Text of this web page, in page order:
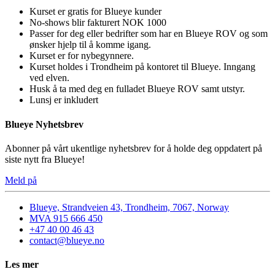
Kurset er gratis for Blueye kunder
No-shows blir fakturert NOK 1000
Passer for deg eller bedrifter som har en Blueye ROV og som
ønsker hjelp til å komme igang.
Kurset er for nybegynnere.
Kurset holdes i Trondheim på kontoret til Blueye. Inngang
ved elven.
Husk å ta med deg en fulladet Blueye ROV samt utstyr.
Lunsj er inkludert
Blueye Nyhetsbrev
Abonner på vårt ukentlige nyhetsbrev for å holde deg oppdatert på
siste nytt fra Blueye!
Meld på
Blueye, Strandveien 43, Trondheim, 7067, Norway
MVA 915 666 450
+47 40 00 46 43
contact@blueye.no
Les mer